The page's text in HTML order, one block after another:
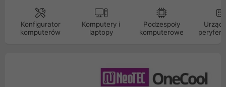
Konfigurator
komputerów
Komputery i
laptopy
Podzespoły
komputerowe